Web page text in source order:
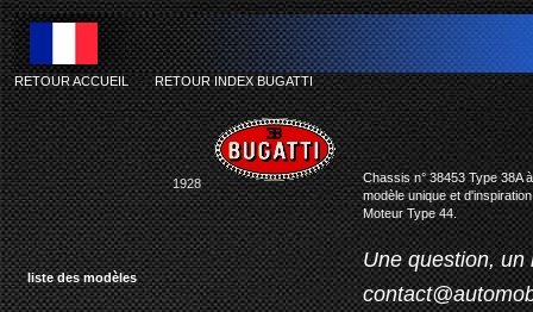
liste des modèles
bugatti
RETOUR ACCUEIL-RETOUR INDEX BUGATTI
1928
Chassis n° 38453 Type 38A
modèle unique et
Moteur Type 44.
Une question, un